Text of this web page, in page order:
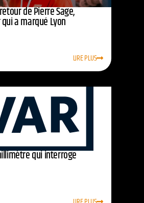
de Pierre Sage,
a marqué Lyon
LIRE PLUS
qui interroge